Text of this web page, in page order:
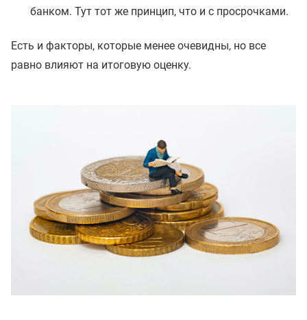
банком. Тут тот же принцип, что и с просрочками.
Есть и факторы, которые менее очевидны, но все
равно влияют на итоговую оценку.